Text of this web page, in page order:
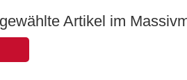
Artikel im